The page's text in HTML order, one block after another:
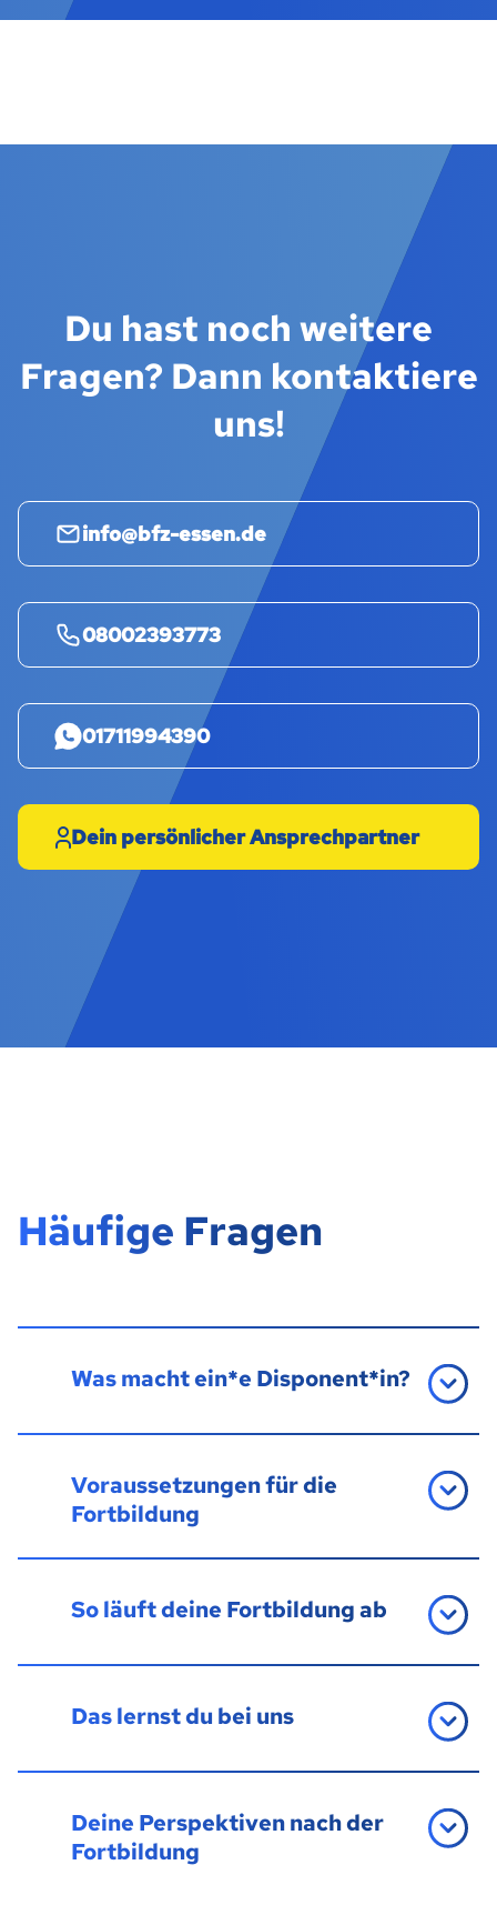
Du hast noch weitere
Fragen? Dann kontaktiere
uns!
info@bfz-essen.de
08002393773
01711994390
Dein persönlicher Ansprechpartner
Häufige Fragen
Was macht ein*e Disponent*in?
Voraussetzungen für die
Fortbildung
So läuft deine Fortbildung ab
Das lernst du bei uns
Deine Perspektiven nach der
Fortbildung